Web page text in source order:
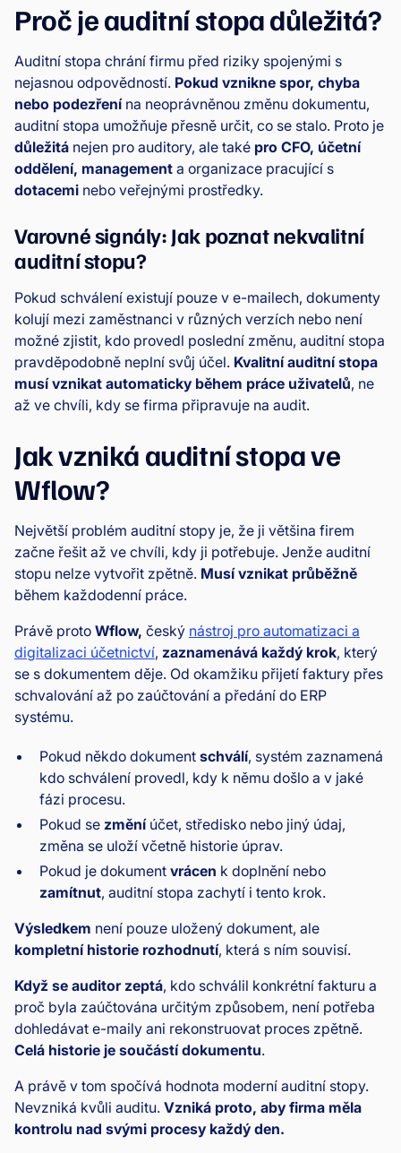
Proč je auditní stopa důležitá?
Auditní stopa chrání firmu před riziky spojenými s
nejasnou odpovědností. Pokud vznikne spor, chyba
nebo podezřenína neoprávněnou změnu dokumentu,
auditní stopa umožňuje přesně určit, co se stalo. Proto je
důležitá nejen pro auditory, ale také pro CFO, účetní
oddělení, management a organizace pracující s
dotacemi nebo veřejnými prostředky.
Varovné signály: Jak poznat nekvalitní
auditní stopu?
Pokud schválení existují pouze v e-mailech, dokumenty
kolují mezi zaměstnanci v různých verzích nebo není
možné zjistit, kdo provedl poslední změnu, auditní stopa
pravděpodobně neplní svůj účel. Kvalitní auditní stopa
musí vznikat automaticky během práce uživatelů, ne
až ve chvíli, kdy se firma připravuje na audit.
Jak vzniká auditní stopa ve
Wflow?
Největší problém auditní stopy je, že ji většina firem
začne řešit až ve chvíli, kdy ji potřebuje. Jenže auditní
stopu nelze vytvořit zpětně. Musí vznikat průběžně
během každodenní práce.
Právě proto Wflow, český nástroj pro automatizaci a
digitalizaci účetnictví, zaznamenává každý krok, který
se s dokumentem děje. Od okamžiku přijetí faktury přes
schvalování až po zaúčtování a předání do ERP
systému.
Pokud někdo dokument schválí, systém zaznamená
kdo schválení provedl, kdy k němu došlo a v jaké
fázi procesu.
Pokud se změníúčet, středisko nebo jiný údaj,
změna se uloží včetně historie úprav.
Pokud je dokument vrácen k doplnění nebo
zamítnut, auditní stopa zachytí i tento krok.
Výsledkem není pouze uložený dokument, ale
kompletní historie rozhodnutí, která s ním souvisí.
Když se auditor zeptá, kdo schválil konkrétní fakturu a
proč byla zaúčtována určitým způsobem, není potřeba
dohledávat e-maily ani rekonstruovat proces zpětně.
Celá historie je součástí dokumentu.
A právě v tom spočívá hodnota moderní auditní stopy.
Nevzniká kvůli auditu. Vzniká proto, aby firma měla
kontrolu nad svými procesy každý den.